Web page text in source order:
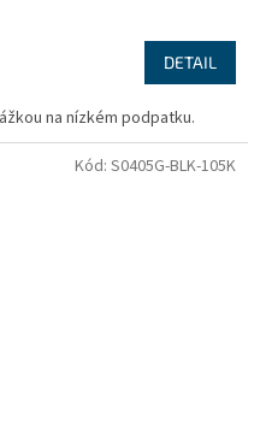
DETAIL
na nízkém podpatku.
Kód: S0405G-BLK-105K